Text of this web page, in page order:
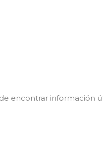
encontrar información